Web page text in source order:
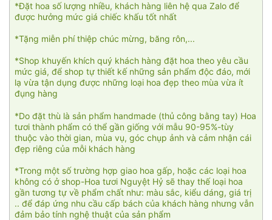
*Đặt hoa số lượng nhiều, khách hàng liên hệ qua Zalo để
được hưởng mức giá chiếc khấu tốt nhất
*Tặng miễn phí thiệp chúc mừng, băng rôn,...
*Shop khuyến khích quý khách hàng đặt hoa theo yêu cầu
mức giá, để shop tự thiết kế những sản phẩm độc đáo, mới
lạ vừa tận dụng được những loại hoa đẹp theo mùa vừa ít
đụng hàng
*Do đặt thù là sản phẩm handmade (thủ công bằng tay) Hoa
tươi thành phẩm có thể gần giống với mẫu 90-95%-tùy
thuộc vào thời gian, mùa vụ, góc chụp ảnh và cảm nhận cái
đẹp riêng của mỗi khách hàng
*Trong một số trường hợp giao hoa gấp, hoặc các loại hoa
không có ở shop-Hoa tươi Nguyệt Hỷ sẽ thay thế loại hoa
gần tương tự về phẩm chất như: màu sắc, kiểu dáng, giá trị
.. để đáp ứng nhu cầu cấp bách của khách hàng nhưng vẫn
đảm bảo tính nghệ thuật của sản phẩm